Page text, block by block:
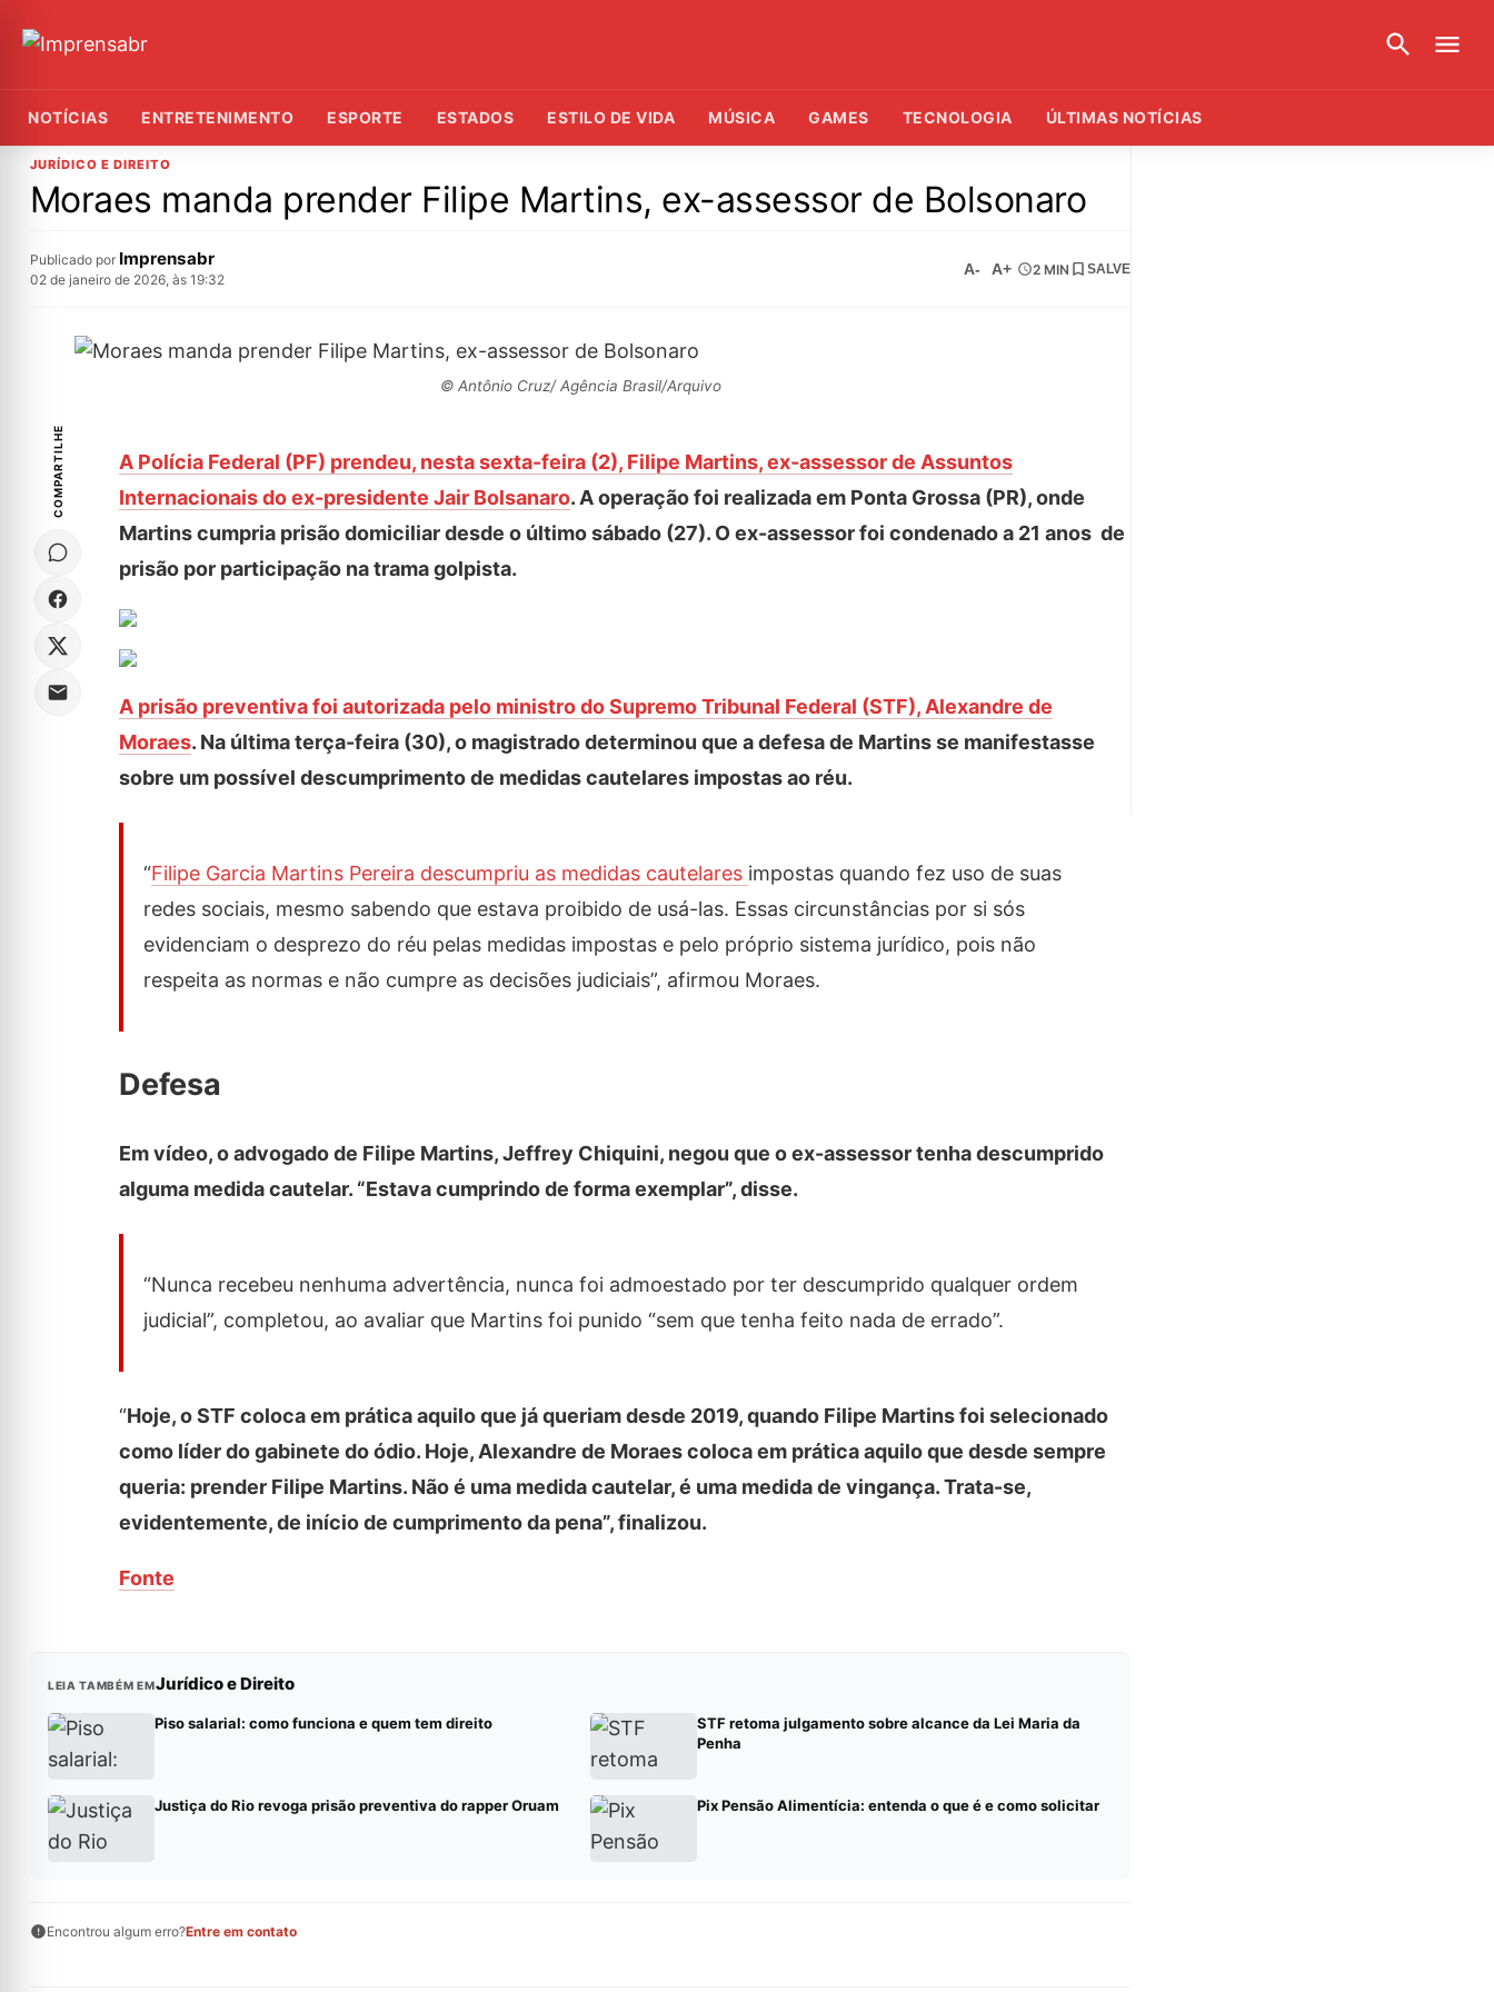
NOTÍCIAS ENTRETENIMENTO ESPORTE ESTADOS ESTILO DE VIDA MÚSICA GAMES TECNOLOGIA ÚLTIMAS NOTÍCIAS
JURÍDICO E DIREITO
Moraes manda prender Filipe Martins, ex-assessor de Bolsonaro
Publicado por Imprensabr
02 de janeiro de 2026, às 19:32
A- A+ 2 MIN SALVE
© Antônio Cruz/ Agência Brasil/Arquivo
COMPARTILHE
A Polícia Federal (PF) prendeu, nesta sexta-feira (2), Filipe Martins, ex-assessor de Assuntos
Internacionais do ex-presidente Jair Bolsanaro. A operação foi realizada em Ponta Grossa (PR), onde
Martins cumpria prisão domiciliar desde o último sábado (27). O ex-assessor foi condenado a 21 anos de
prisão por participação na trama golpista.
A prisão preventiva foi autorizada pelo ministro do Supremo Tribunal Federal (STF), Alexandre de
Moraes. Na última terça-feira (30), o magistrado determinou que a defesa de Martins se manifestasse
sobre um possível descumprimento de medidas cautelares impostas ao réu.
“Filipe Garcia Martins Pereira descumpriu as medidas cautelares impostas quando fez uso de suas
redes sociais, mesmo sabendo que estava proibido de usá-las. Essas circunstâncias por si sós
evidenciam o desprezo do réu pelas medidas impostas e pelo próprio sistema jurídico, pois não
respeita as normas e não cumpre as decisões judiciais”, afirmou Moraes.
Defesa
Em vídeo, o advogado de Filipe Martins, Jeffrey Chiquini, negou que o ex-assessor tenha descumprido
alguma medida cautelar. “Estava cumprindo de forma exemplar”, disse.
“Nunca recebeu nenhuma advertência, nunca foi admoestado por ter descumprido qualquer ordem
judicial”, completou, ao avaliar que Martins foi punido “sem que tenha feito nada de errado”.
“Hoje, o STF coloca em prática aquilo que já queriam desde 2019, quando Filipe Martins foi selecionado
como líder do gabinete do ódio. Hoje, Alexandre de Moraes coloca em prática aquilo que desde sempre
queria: prender Filipe Martins. Não é uma medida cautelar, é uma medida de vingança. Trata-se,
evidentemente, de início de cumprimento da pena”, finalizou.
Fonte
LEIA TAMBÉM EMJurídico e Direito
Piso salarial: como funciona e quem tem direito
STF retoma julgamento sobre alcance da Lei Maria da
Penha
Justiça do Rio revoga prisão preventiva do rapper Oruam Pix Pensão Alimentícia: entenda o que é e como solicitar
Encontrou algum erro?Entre em contato